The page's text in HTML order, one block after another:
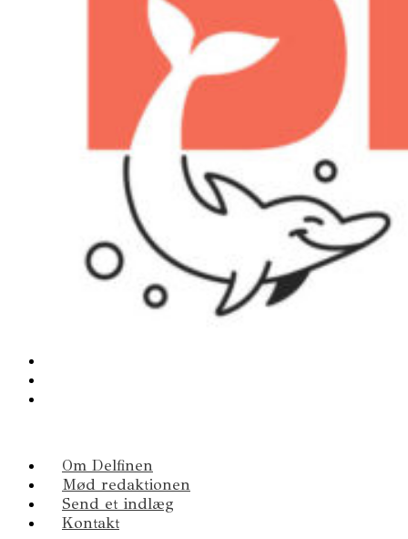
Om Delfinen
Mød redaktionen
Send et indlæg
Kontakt